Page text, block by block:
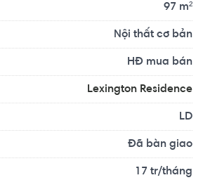
97 m²
Nội thất cơ bản
HĐ mua bán
Lexington Residence
LD
Đã bàn giao
17 tr/tháng